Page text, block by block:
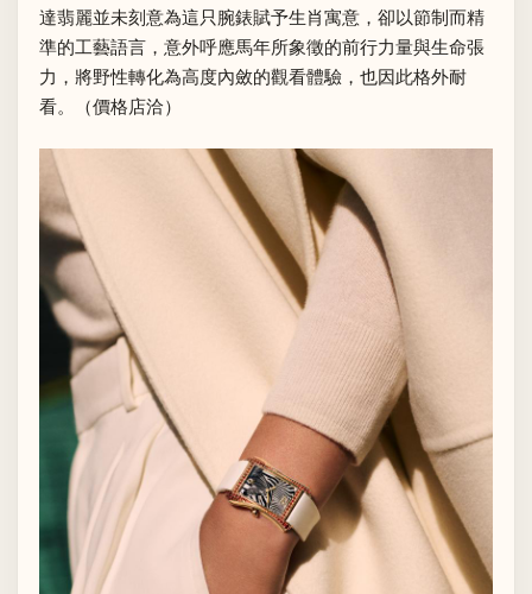
達翡麗並未刻意為這只腕錶賦予生肖寓意，卻以節制而精
準的工藝語言，意外呼應馬年所象徵的前行力量與生命張
力，將野性轉化為高度內斂的觀看體驗，也因此格外耐
看。（價格店洽）